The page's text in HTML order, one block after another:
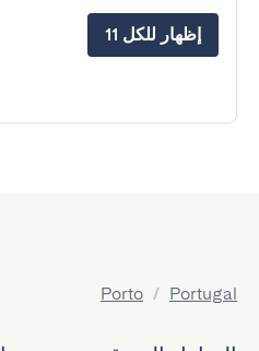
إظهار للكل 11
Portugal
/
Porto